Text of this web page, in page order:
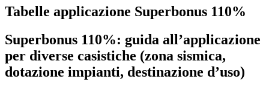
Tabelle applicazione Superbonus 110%
Superbonus 110%: guida all’applicazione
per diverse casistiche (zona sismica,
dotazione impianti, destinazione d’uso)